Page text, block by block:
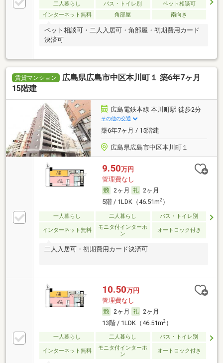
二人暮らし バス・トイレ別
ペット相談可
インターネット無料
角部屋 南向き
ペット相談可・二人入居可・角部屋・初期費用カード
決済可
賃貸マンション
広島県広島市中区本川町１ 築6年7ヶ月
15階建
広島電鉄本線 本川町駅 徒歩2分
その他の交通
築6年7ヶ月 / 15階建
広島県広島市中区本川町１
9.50万円
管理費なし
2ヶ月
2ヶ月
5階 / 1LDK（46.51m2）
一人暮らし 二人暮らし バス・トイレ別
インターネット無料
モニタ付インターホ
ン
オートロック付き
二人入居可・初期費用カード決済可
10.50万円
管理費なし
2ヶ月
2ヶ月
13階 / 1LDK（46.51m2）
一人暮らし 二人暮らし バス・トイレ別
インターネット無料
モニタ付インターホ
ン
オートロック付き